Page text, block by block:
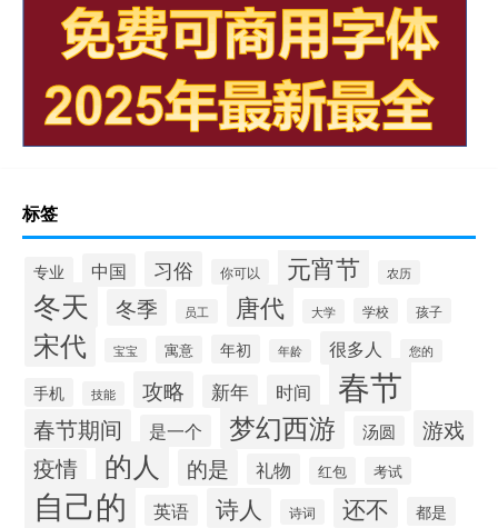
标签
专业 中国 习俗 你可以 元宵节 农历
冬天 冬季 员工 唐代 大学 学校 孩子
宋代 宝宝 寓意 年初 年龄 很多人 您的
手机 技能 攻略 新年 时间 春节
春节期间 是一个 梦幻西游 汤圆 游戏
疫情 的人 的是 礼物 红包 考试
自己的 英语 诗人 诗词 还不 都是